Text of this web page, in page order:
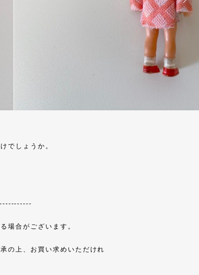
でしょうか。
場合がございます。
の上、お買い求めいただけれ